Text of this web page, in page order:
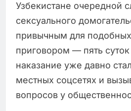
Узбекистане очередной
сексуального
привычным для
приговором — пять суток
наказание уже давно
местных соцсетях и
вопросов у